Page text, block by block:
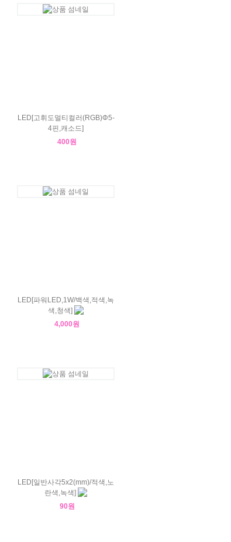
LED[고휘도멀티컬러(RGB)Φ5-
4핀,캐소드]
400원
LED[파워LED,1W/백색,적색,녹
색,청색]
4,000원
LED[일반사각5x2(mm)/적색,노
란색,녹색]
90원